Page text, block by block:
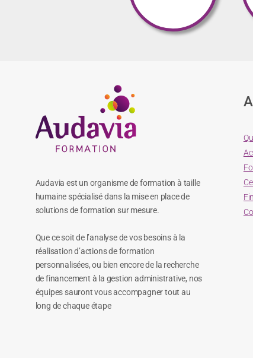
Audavia est un organisme de formation à taille
humaine spécialisé dans la mise en place de
solutions de formation sur mesure.
Que ce soit de l’analyse de vos besoins à la
réalisation d’actions de formation
personnalisées, ou bien encore de la recherche
de financement à la gestion administrative, nos
équipes sauront vous accompagner tout au
long de chaque étape